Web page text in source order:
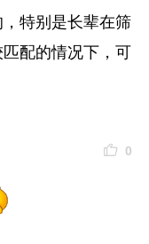
特别是长辈在筛
配的情况下，可
0